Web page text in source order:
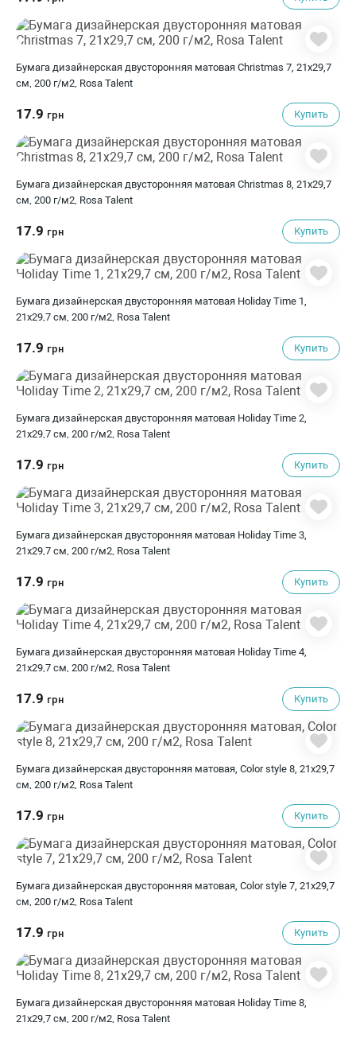
Бумага дизайнерская двусторонняя матовая Christmas 7, 21х29,7
см, 200 г/м2, Rosa Talent
17.9 грн Купить
Бумага дизайнерская двусторонняя матовая Christmas 8, 21х29,7
см, 200 г/м2, Rosa Talent
17.9 грн Купить
Бумага дизайнерская двусторонняя матовая Holiday Time 1,
21х29,7 см, 200 г/м2, Rosa Talent
17.9 грн Купить
Бумага дизайнерская двусторонняя матовая Holiday Time 2,
21х29,7 см, 200 г/м2, Rosa Talent
17.9 грн Купить
Бумага дизайнерская двусторонняя матовая Holiday Time 3,
21х29,7 см, 200 г/м2, Rosa Talent
17.9 грн Купить
Бумага дизайнерская двусторонняя матовая Holiday Time 4,
21х29,7 см, 200 г/м2, Rosa Talent
17.9 грн Купить
Бумага дизайнерская двусторонняя матовая, Color style 8, 21х29,7
см, 200 г/м2, Rosa Talent
17.9 грн Купить
Бумага дизайнерская двусторонняя матовая, Color style 7, 21х29,7
см, 200 г/м2, Rosa Talent
17.9 грн Купить
Бумага дизайнерская двусторонняя матовая Holiday Time 8,
21х29,7 см, 200 г/м2, Rosa Talent